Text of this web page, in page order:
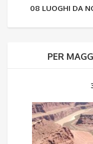
08 LUOGHI DA
PER